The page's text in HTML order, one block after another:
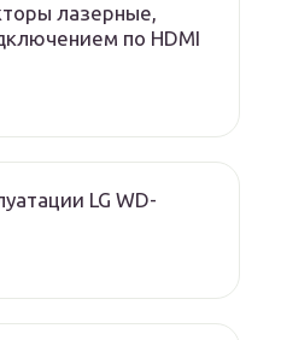
лазерные,
по HDMI
LG WD-